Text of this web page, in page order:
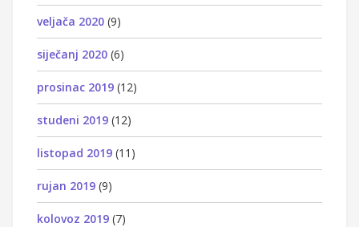
veljača 2020 (9)
siječanj 2020 (6)
prosinac 2019 (12)
studeni 2019 (12)
listopad 2019 (11)
rujan 2019 (9)
kolovoz 2019 (7)